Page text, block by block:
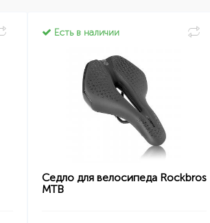
Есть в наличии
Седло для велосипеда Rockbros
MTB